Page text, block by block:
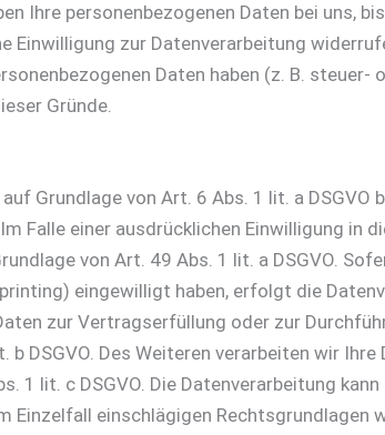
Ihre personenbezogenen Daten bei uns,
Einwilligung zur Datenverarbeitung
Daten haben (z. B. steuer-
Gründe.
Grundlage von Art. 6 Abs. 1 lit. a DSGVO
Falle einer ausdrücklichen Einwilligung in
von Art. 49 Abs. 1 lit. a DSGVO.
eingewilligt haben, erfolgt die
zur Vertragserfüllung oder zur
DSGVO. Des Weiteren verarbeiten wir Ihre
1 lit. c DSGVO. Die Datenverarbeitung
Einzelfall einschlägigen Rechtsgrundlagen